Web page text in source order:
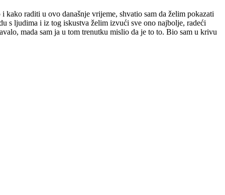
raditi u ovo današnje vrijeme, shvatio sam da želim pokazati
s ljudima i iz tog iskustva želim izvući sve ono najbolje, radeći
mada sam ja u tom trenutku mislio da je to to. Bio sam u krivu